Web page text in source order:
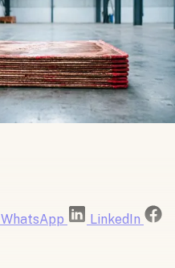
WhatsApp
LinkedIn